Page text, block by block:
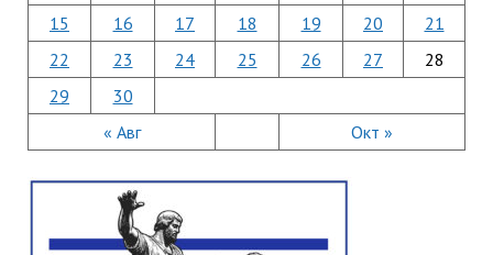
« Авг Окт »
15
16 17 18 19 20
21
22
23 24 25 26 27
28
29
30